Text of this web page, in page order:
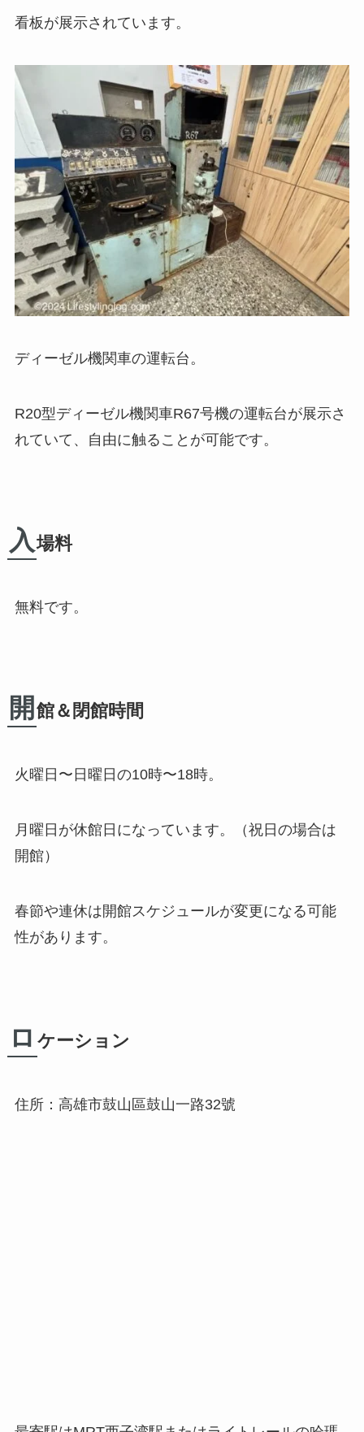
看板が展示されています。
ディーゼル機関車の運転台。
R20型ディーゼル機関車R67号機の運転台が展示さ
れていて、自由に触ることが可能です。
入 場料
無料です。
開 館＆閉館時間
火曜日〜日曜日の10時〜18時。
月曜日が休館日になっています。（祝日の場合は
開館）
春節や連休は開館スケジュールが変更になる可能
性があります。
ロ ケーション
住所：高雄市鼓山區鼓山一路32號